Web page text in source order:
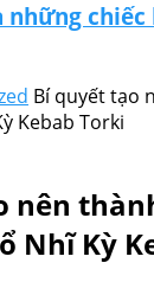
chiếc
Bí quyết tạo
Kebab Torki
nên
Nhĩ Kỳ